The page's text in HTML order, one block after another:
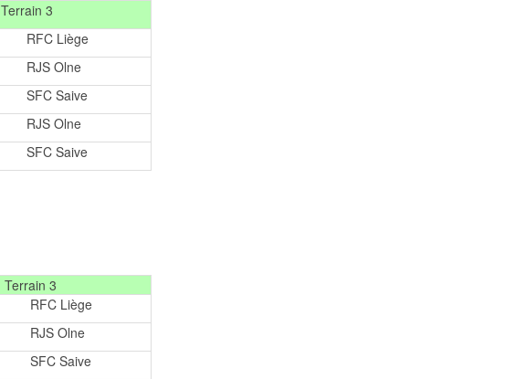
Terrain 3
RFC Liège
RJS Olne
SFC Saive
RJS Olne
SFC Saive
Terrain 3
RFC Liège
RJS Olne
SFC Saive